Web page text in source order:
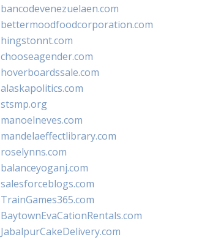
bancodevenezuelaen.com
bettermoodfoodcorporation.com
hingstonnt.com
chooseagender.com
hoverboardssale.com
alaskapolitics.com
stsmp.org
manoelneves.com
mandelaeffectlibrary.com
roselynns.com
balanceyoganj.com
salesforceblogs.com
TrainGames365.com
BaytownEvaCationRentals.com
JabalpurCakeDelivery.com